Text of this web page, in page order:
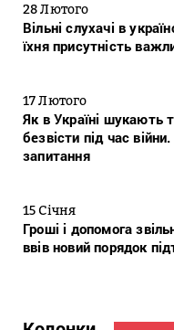
28 Лютого
Вільні слухачі в
їхня присутність
17 Лютого
Як в Україні шукають
безвісти під час
запитання
15 Січня
Гроші і допомога
ввів новий порядок